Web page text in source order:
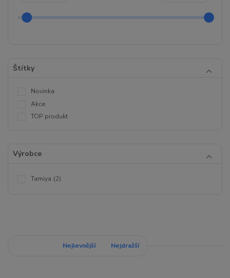
Štítky
Novinka
Akce
TOP produkt
Výrobce
Tamiya (2)
Nejlevnější Nejdražší